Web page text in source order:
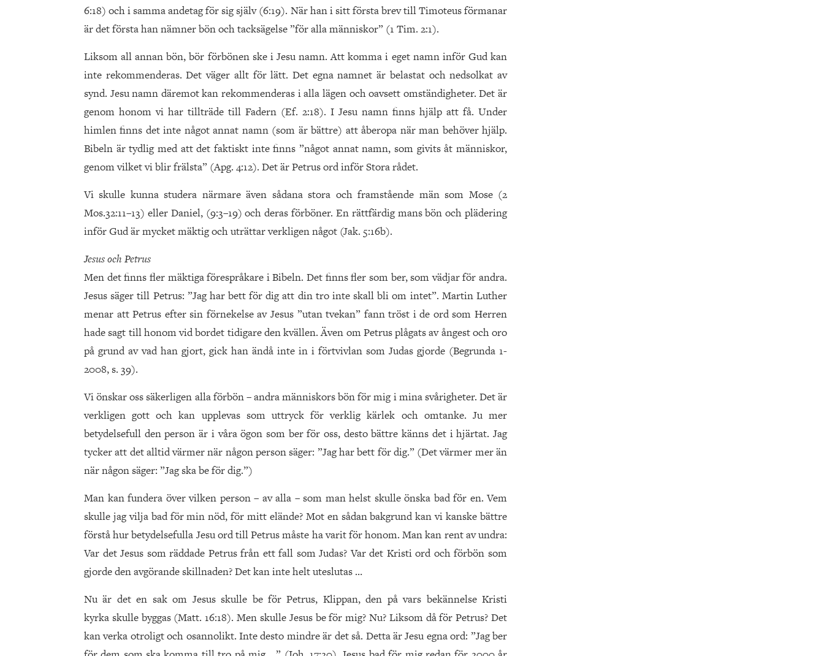
6:18) och i samma andetag för sig själv (6:19). När han i sitt första brev till Timoteus förmanar
är det första han nämner bön och tacksägelse ”för alla människor” (1 Tim. 2:1).
Liksom all annan bön, bör förbönen ske i Jesu namn. Att komma i eget namn inför Gud kan
inte rekommenderas. Det väger allt för lätt. Det egna namnet är belastat och nedsolkat av
synd. Jesu namn däremot kan rekommenderas i alla lägen och oavsett omständigheter. Det är
genom honom vi har tillträde till Fadern (Ef. 2:18). I Jesu namn finns hjälp att få. Under
himlen finns det inte något annat namn (som är bättre) att åberopa när man behöver hjälp.
Bibeln är tydlig med att det faktiskt inte finns ”något annat namn, som givits åt människor,
genom vilket vi blir frälsta” (Apg. 4:12). Det är Petrus ord inför Stora rådet.
Vi skulle kunna studera närmare även sådana stora och framstående män som Mose (2
Mos.32:11–13) eller Daniel, (9:3–19) och deras förböner. En rättfärdig mans bön och plädering
inför Gud är mycket mäktig och uträttar verkligen något (Jak. 5:16b).
Jesus och Petrus
Men det finns fler mäktiga förespråkare i Bibeln. Det finns fler som ber, som vädjar för andra.
Jesus säger till Petrus: ”Jag har bett för dig att din tro inte skall bli om intet”. Martin Luther
menar att Petrus efter sin förnekelse av Jesus ”utan tvekan” fann tröst i de ord som Herren
hade sagt till honom vid bordet tidigare den kvällen. Även om Petrus plågats av ångest och oro
på grund av vad han gjort, gick han ändå inte in i förtvivlan som Judas gjorde (Begrunda 1-
2008, s. 39).
Vi önskar oss säkerligen alla förbön – andra människors bön för mig i mina svårigheter. Det är
verkligen gott och kan upplevas som uttryck för verklig kärlek och omtanke. Ju mer
betydelsefull den person är i våra ögon som ber för oss, desto bättre känns det i hjärtat. Jag
tycker att det alltid värmer när någon person säger: ”Jag har bett för dig.” (Det värmer mer än
när någon säger: ”Jag ska be för dig.”)
Man kan fundera över vilken person – av alla – som man helst skulle önska bad för en. Vem
skulle jag vilja bad för min nöd, för mitt elände? Mot en sådan bakgrund kan vi kanske bättre
förstå hur betydelsefulla Jesu ord till Petrus måste ha varit för honom. Man kan rent av undra:
Var det Jesus som räddade Petrus från ett fall som Judas? Var det Kristi ord och förbön som
gjorde den avgörande skillnaden? Det kan inte helt uteslutas …
Nu är det en sak om Jesus skulle be för Petrus, Klippan, den på vars bekännelse Kristi
kyrka skulle byggas (Matt. 16:18). Men skulle Jesus be för mig? Nu? Liksom då för Petrus? Det
kan verka otroligt och osannolikt. Inte desto mindre är det så. Detta är Jesu egna ord: ”Jag ber